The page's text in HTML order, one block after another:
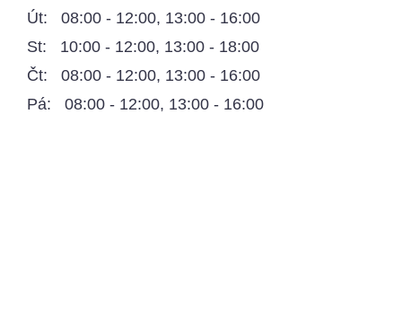
Út: 08:00 - 12:00, 13:00 - 16:00
St: 10:00 - 12:00, 13:00 - 18:00
Čt: 08:00 - 12:00, 13:00 - 16:00
Pá: 08:00 - 12:00, 13:00 - 16:00